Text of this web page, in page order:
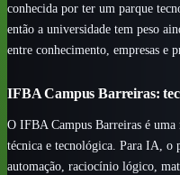
conhecida por ter um parque
então a universidade tem peso
entre conhecimento, empresas e
IFBA Campus Barreiras:
O IFBA Campus Barreiras é
técnica e tecnológica. Para IA, o
automação, raciocínio lógico,